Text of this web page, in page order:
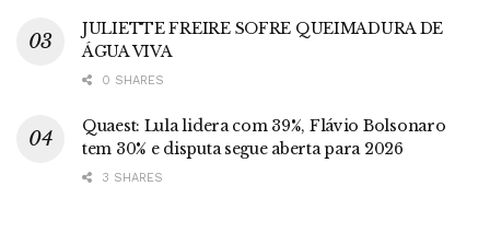
JULIETTE FREIRE SOFRE QUEIMADURA DE
ÁGUA VIVA
0 SHARES
Quaest: Lula lidera com 39%, Flávio Bolsonaro
tem 30% e disputa segue aberta para 2026
3 SHARES